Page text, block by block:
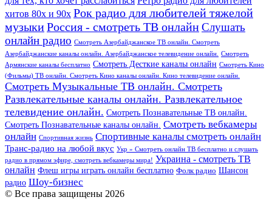
хитов 80х и 90х Рок радио для любителей тяжелой
музыкиРоссия - смотреть ТВ онлайнСлушать
онлайн радио Смотреть Азербайджанское ТВ онлайн. Смотреть
Азербайджанские каналы онлайн. Азербайджанское телевидение онлайн.
Смотреть
Армянские каналы бесплатно Смотреть Десткие каналы онлайн Смотреть Кино
(Фильмы) ТВ онлайн. Смотреть Кино каналы онлайн. Кино телевидение онлайн.
Смотреть Музыкальные ТВ онлайн. Смотреть
Развлекательные каналы онлайн. Развлекательное
телевидение онлайн. Смотреть Познавательные ТВ онлайн.
Смотреть Познавательные каналы онлайн. Смотреть вебкамеры
онлайн Спортивная жизнь Спортивные каналы смотреть онлайн
Транс-радио на любой вкус Укр » Смотреть онлайн ТВ бесплатно и слушать
радио в прямом эфире, смотреть вебкамеры мира! Украина - смотреть ТВ
онлайн Флеш игры играть онлайн бесплатно Фолк радио Шансон
радио Шоу-бизнес
© Все права защищены 2026